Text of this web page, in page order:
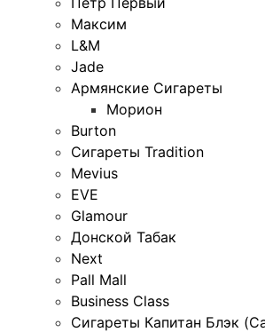
Максим
L&M
Jade
Армянские Сигареты
Морион
Burton
Сигареты Tradition
Mevius
EVE
Glamour
Донской Табак
Next
Pall Mall
Business Class
Сигареты Капитан Блэк